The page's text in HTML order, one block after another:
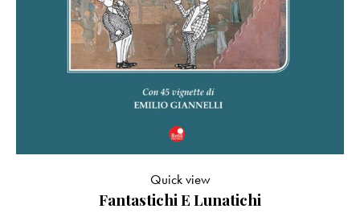
Fantastichi E Lunatichi
Quick view